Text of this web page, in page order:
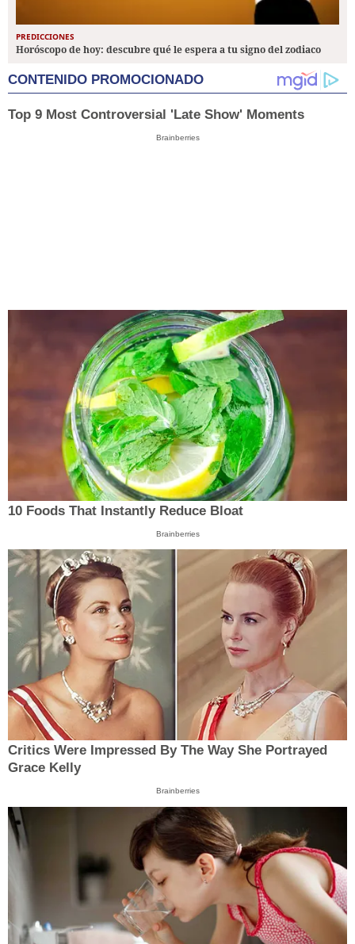
PREDICCIONES
Horóscopo de hoy: descubre qué le espera a tu signo del zodiaco
CONTENIDO PROMOCIONADO
Top 9 Most Controversial 'Late Show' Moments
Brainberries
10 Foods That Instantly Reduce Bloat
Brainberries
Critics Were Impressed By The Way She Portrayed
Grace Kelly
Brainberries